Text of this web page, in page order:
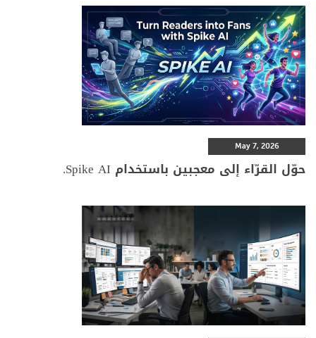
May 7, 2026
حوّل القرّاء إلى معجبين باستخدام Spike AI.